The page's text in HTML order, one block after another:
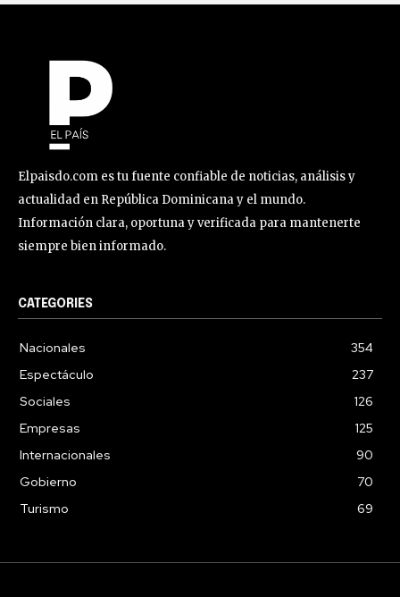
Elpaisdo.com es tu fuente confiable de noticias, análisis y
actualidad en República Dominicana y el mundo.
Información clara, oportuna y verificada para mantenerte
siempre bien informado.
CATEGORIES
Nacionales
354
Espectáculo
237
Sociales
126
Empresas
125
Internacionales
90
Gobierno
70
Turismo
69